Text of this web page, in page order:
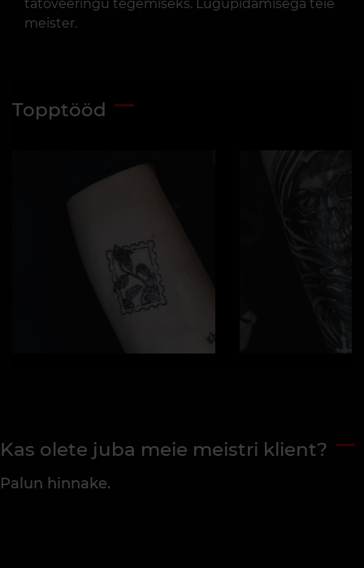
tätoveeringu tegemiseks. Lugupidamisega teie
meister.
Topptööd
Kas olete juba meie meistri klient?
Palun hinnake.